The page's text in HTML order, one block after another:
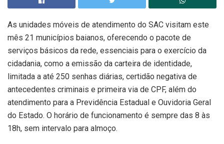
As unidades móveis de atendimento do SAC visitam este
mês 21 municípios baianos, oferecendo o pacote de
serviços básicos da rede, essenciais para o exercício da
cidadania, como a emissão da carteira de identidade,
limitada a até 250 senhas diárias, certidão negativa de
antecedentes criminais e primeira via de CPF, além do
atendimento para a Previdência Estadual e Ouvidoria Geral
do Estado. O horário de funcionamento é sempre das 8 às
18h, sem intervalo para almoço.